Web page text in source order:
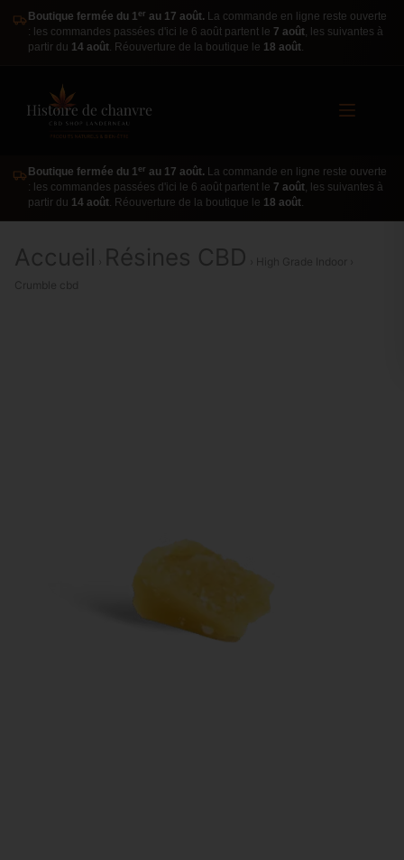
Boutique fermée du 1er au 17 août. La commande en ligne reste ouverte
: les commandes passées d'ici le 6 août partent le 7 août, les suivantes à
partir du 14 août. Réouverture de la boutique le 18 août.
Boutique fermée du 1er au 17 août. La commande en ligne reste ouverte
: les commandes passées d'ici le 6 août partent le 7 août, les suivantes à
partir du 14 août. Réouverture de la boutique le 18 août.
Accueil Résines CBD
› High Grade Indoor ›
Crumble cbd